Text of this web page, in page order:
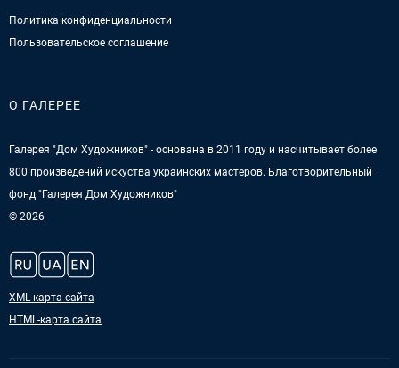
Политика конфиденциальности
Пользовательское соглашение
О ГАЛЕРЕЕ
Галерея "Дом Художников" - основана в 2011 году и насчитывает более
800 произведений искуства украинских мастеров. Благотворительный
фонд "Галерея Дом Художников"
© 2026
XML-карта сайта
HTML-карта сайта